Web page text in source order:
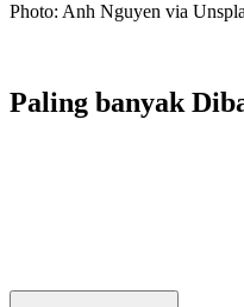
Photo: Anh Nguyen via
Paling banyak